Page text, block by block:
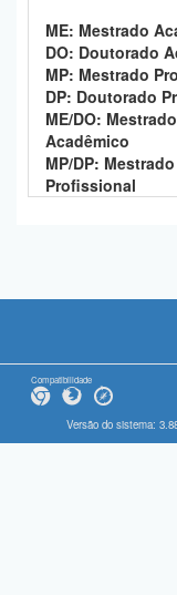
ME: Mestrado
DO:
MP: Mestrado
DP: Doutorado
ME/DO:
Acadêmico
MP/DP:
Profissional
Compatibilidade
Versão do sistema: